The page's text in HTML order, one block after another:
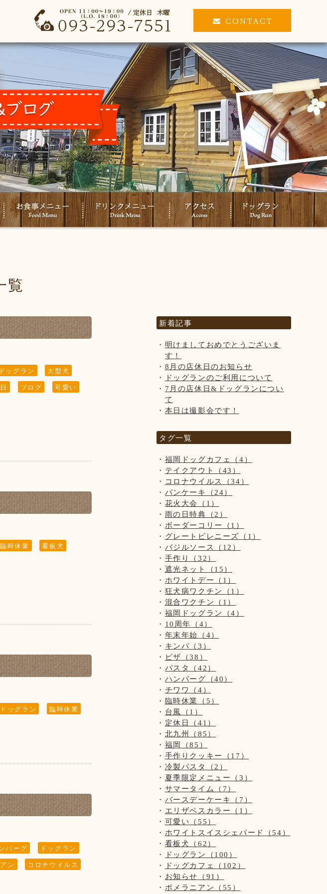
覧
ドッグラン 大型犬
ブログ 可愛い
いただきます。)
うお願い致します。
します。
臨時休業 看板犬
ドッグラン 臨時休業
バーグ ドッグラン
ン コロナウイルス
新着記事
明けましておめでとうございま
す！
8月の店休日のお知らせ
ドッグランのご利用について
7月の店休日&ドッグランについ
て
本日は撮影会です！
タグ一覧
福岡ドッグカフェ（4）
テイクアウト（43）
コロナウイルス（34）
パンケーキ（24）
花火大会（1）
雨の日特典（2）
ボーダーコリー（1）
グレートピレニーズ（1）
バジルソース（12）
手作り（32）
遮光ネット（15）
ホワイトデー（1）
狂犬病ワクチン（1）
混合ワクチン（1）
福岡ドッグラン（4）
10周年（4）
年末年始（4）
キンパ（3）
ピザ（38）
パスタ（42）
ハンバーグ（40）
チワワ（4）
臨時休業（5）
台風（1）
定休日（41）
北九州（85）
福岡（85）
手作りクッキー（17）
冷製パスタ（2）
夏季限定メニュー（3）
サマータイム（7）
バースデーケーキ（7）
エリザベスカラー（1）
可愛い（55）
ホワイトスイスシェパード（54）
看板犬（62）
ドッグラン（100）
ドッグカフェ（102）
お知らせ（91）
ポメラニアン（55）